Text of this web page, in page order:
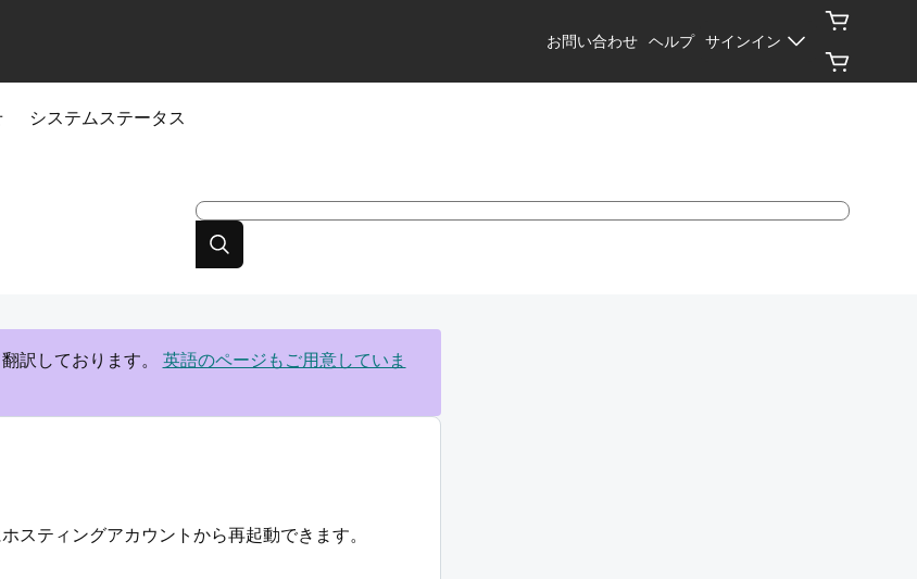
お問い合わせ ヘルプ サインイン
システムステータス
訳しております。
英語のページもご用意していま
スティングアカウントから再起動できます。